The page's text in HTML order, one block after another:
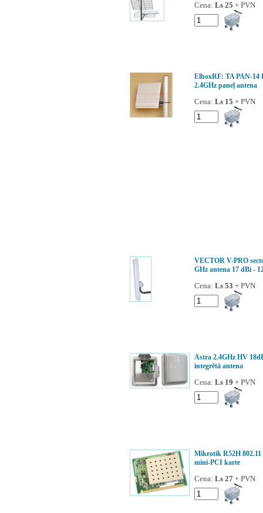
Cena: Ls 25 + PVN
ElboxRF: TA PAN-14
2.4GHz paneļ antena
Cena: Ls 15 + PVN
VECTOR V-PRO
GHz antena 17 dBi -
Cena: Ls 53 + PVN
Astra 2.4GHz HV
integrētā antena
Cena: Ls 19 + PVN
Mikrotik R52H 802.11
mini-PCI karte
Cena: Ls 27 + PVN